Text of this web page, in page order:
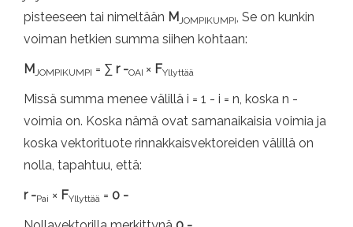
pisteeseen tai nimeltään M JOMPIKUMPI , Se on kunkin
voiman hetkien summa siihen kohtaan:
M JOMPIKUMPI = ∑ r -OAI × FYllyttää
Missä summa menee välillä i = 1 - i = n, koska n -
voimia on. Koska nämä ovat samanaikaisia ​​voimia ja
koska vektorituote rinnakkaisvektoreiden välillä on
nolla, tapahtuu, että:
r -Pai × FYllyttää = 0 -